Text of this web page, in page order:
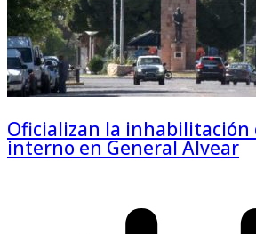
Oficializan la
interno en General Alvear